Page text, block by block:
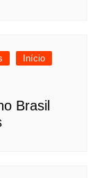
Início
Brasil